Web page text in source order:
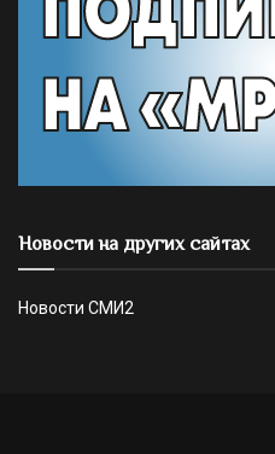
Новости на других сайтах
Новости СМИ2